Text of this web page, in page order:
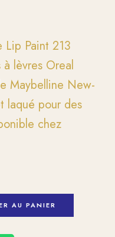
Lip Paint 213
lèvres Oreal
Maybelline New-
laqué pour des
chez
AU PANIER